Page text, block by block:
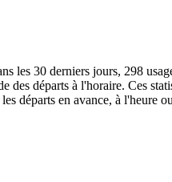
les 30 derniers jours, 298
départs à l'horaire. Ces
départs en avance, à l'heure